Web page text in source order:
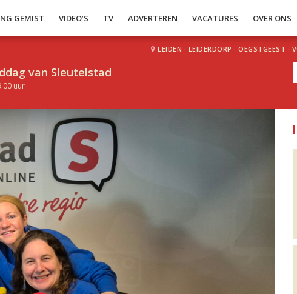
GEMIST VIDEO’S TV ADVERTEREN VACATURES OVER ONS
van Sleutelstad
uur
LEIDEN · LEIDERDORP · OEGSTGEEST ·